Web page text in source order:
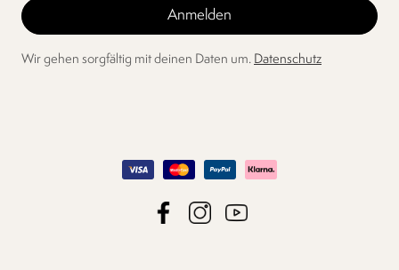
Wir gehen sorgfältig mit deinen Daten um. Datenschutz